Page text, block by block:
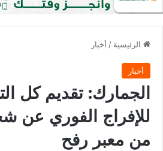
الرئيسية / أخبار
أخبار
الجمارك: تقديم كل
للإفراج الفوري عن
من معبر رفح